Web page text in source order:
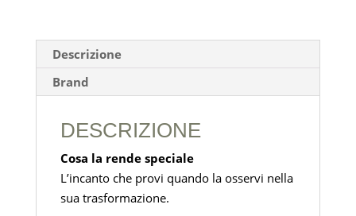
Descrizione
Brand
DESCRIZIONE
Cosa la rende speciale
L’incanto che provi quando la osservi nella
sua trasformazione.